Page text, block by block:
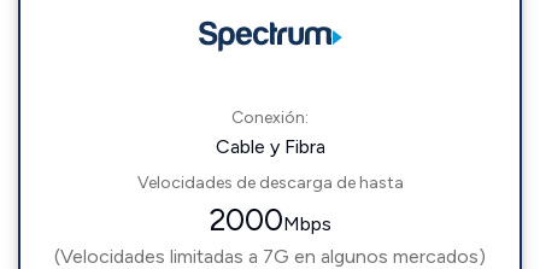
Conexión:
Cable y Fibra
Velocidades de descarga de hasta
2000Mbps
(Velocidades limitadas a 7G en algunos mercados)